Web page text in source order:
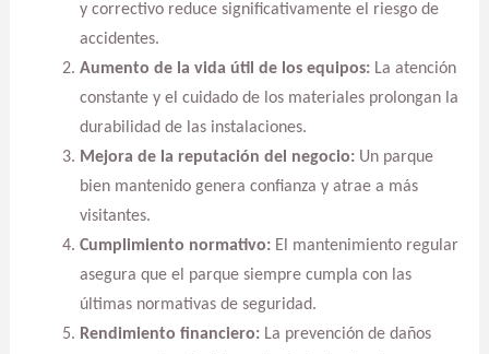
y correctivo reduce significativamente el riesgo de
accidentes.
Aumento de la vida útil de los equipos:La atención
constante y el cuidado de los materiales prolongan la
durabilidad de las instalaciones.
Mejora de la reputación del negocio:Un parque
bien mantenido genera confianza y atrae a más
visitantes.
Cumplimiento normativo:El mantenimiento regular
asegura que el parque siempre cumpla con las
últimas normativas de seguridad.
Rendimiento financiero:La prevención de daños